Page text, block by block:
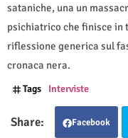
sataniche, una un
psichiatrico che finisce in
riflessione generica sul
cronaca nera.
Tags Interviste
Facebook